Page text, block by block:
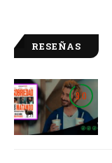
RESEÑAS
9.0